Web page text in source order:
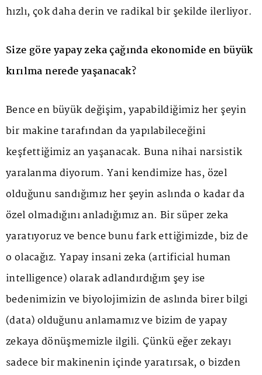
hızlı, çok daha derin ve radikal bir şekilde ilerliyor.
Size göre yapay zeka çağında ekonomide en büyük
kırılma nerede yaşanacak?
Bence en büyük değişim, yapabildiğimiz her şeyin
bir makine tarafından da yapılabileceğini
keşfettiğimiz an yaşanacak. Buna nihai narsistik
yaralanma diyorum. Yani kendimize has, özel
olduğunu sandığımız her şeyin aslında o kadar da
özel olmadığını anladığımız an. Bir süper zeka
yaratıyoruz ve bence bunu fark ettiğimizde, biz de
o olacağız. Yapay insani zeka (artificial human
intelligence) olarak adlandırdığım şey ise
bedenimizin ve biyolojimizin de aslında birer bilgi
(data) olduğunu anlamamız ve bizim de yapay
zekaya dönüşmemizle ilgili. Çünkü eğer zekayı
sadece bir makinenin içinde yaratırsak, o bizden